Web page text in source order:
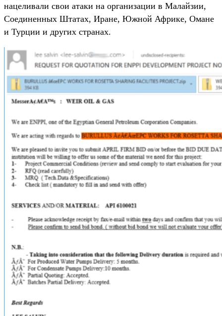
нацеливали свои атаки на организации в Малайзии,
Соединенных Штатах, Иране, Южной Африке, Омане
и Турции и других странах.